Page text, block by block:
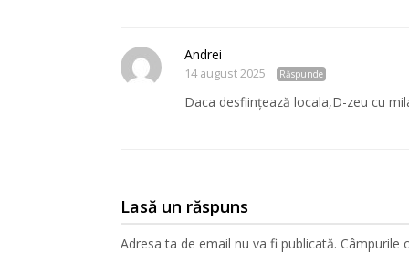
Andrei
14 august 2025 Răspunde
Daca desființează locala,D-zeu cu
Lasă un răspuns
Adresa ta de email nu va fi publicată. Câmpurile